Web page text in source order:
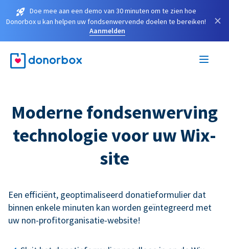
Doe mee aan een demo van 30 minuten om te zien hoe
Donorbox u kan helpen uw fondsenwervende doelen te bereiken!
Aanmelden
×
Moderne fondsenwerving
technologie voor uw Wix-
site
Een efficiënt, geoptimaliseerd donatieformulier dat
binnen enkele minuten kan worden geïntegreerd met
uw non-profitorganisatie-website!